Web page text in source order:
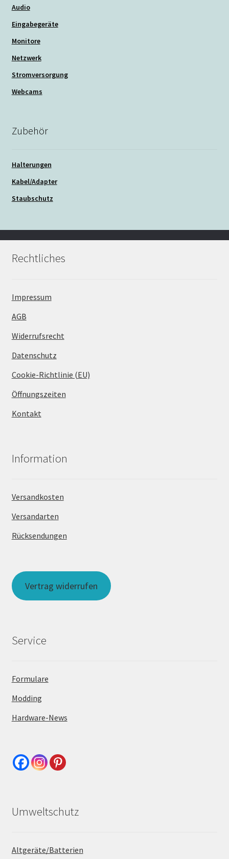
Audio
Eingabegeräte
Monitore
Netzwerk
Stromversorgung
Webcams
Zubehör
Halterungen
Kabel/Adapter
Staubschutz
Rechtliches
Impressum
AGB
Widerrufsrecht
Datenschutz
Cookie-Richtlinie (EU)
Öffnungszeiten
Kontakt
Information
Versandkosten
Versandarten
Rücksendungen
Vertrag widerrufen
Service
Formulare
Modding
Hardware-News
Umweltschutz
Altgeräte/Batterien